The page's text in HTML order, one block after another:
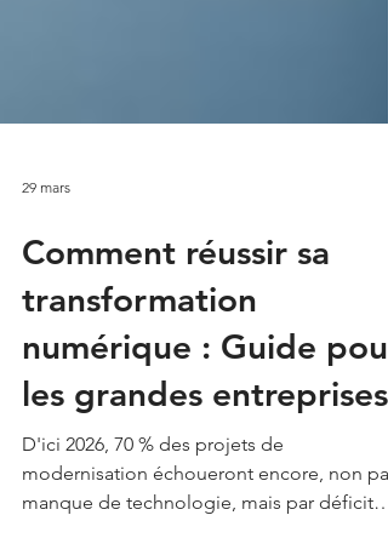
29 mars
Comment réussir sa
transformation
numérique : Guide pour
les grandes entreprises
D'ici 2026, 70 % des projets de